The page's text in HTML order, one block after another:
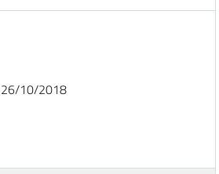
26/10/2018